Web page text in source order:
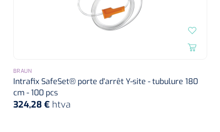
BRAUN
Intrafix SafeSet® porte d'arrêt Y-site - tubulure 180
cm - 100 pcs
324,28 € htva